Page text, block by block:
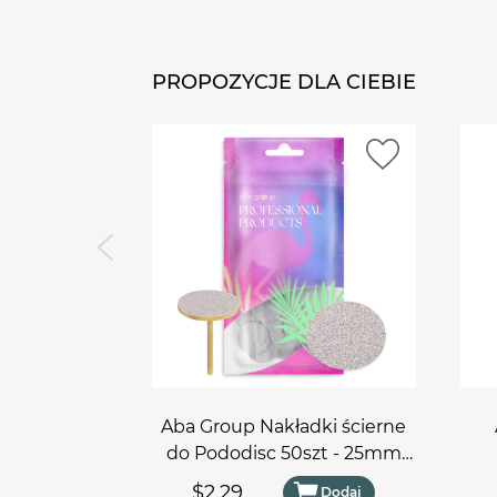
PROPOZYCJE DLA CIEBIE
Aba Group Nakładki ścierne
do Pododisc 50szt - 25mm
#80
Dodaj